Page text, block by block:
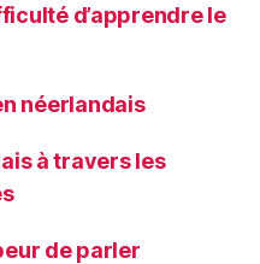
d’apprendre le
néerlandais
à travers les
de parler